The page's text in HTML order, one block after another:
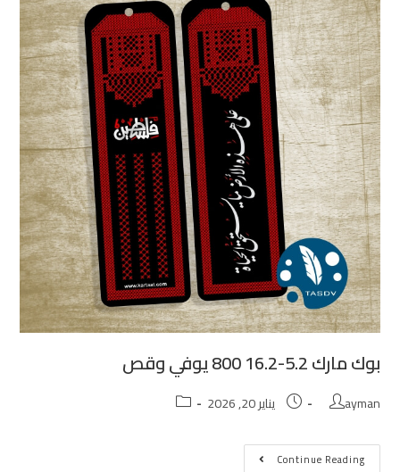
بوك مارك 5.2-16.2 800 يوفي وقص
ayman يناير 20, 2026
Continue Reading